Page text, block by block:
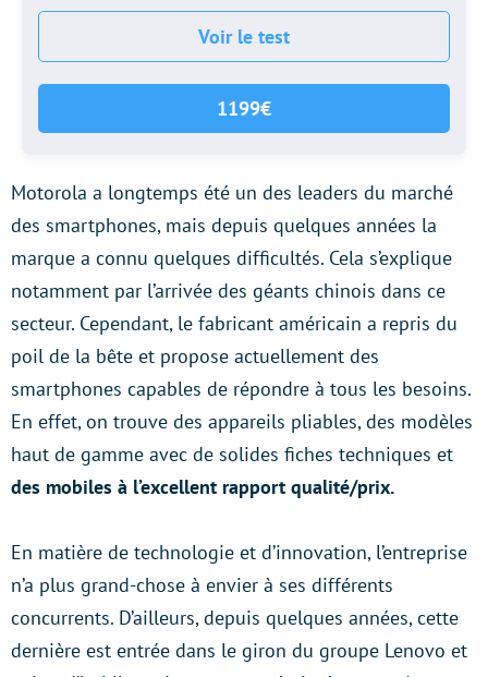
Voir le test
1199€
Motorola a longtemps été un des leaders du marché
des smartphones, mais depuis quelques années la
marque a connu quelques difficultés. Cela s’explique
notamment par l’arrivée des géants chinois dans ce
secteur. Cependant, le fabricant américain a repris du
poil de la bête et propose actuellement des
smartphones capables de répondre à tous les besoins.
En effet, on trouve des appareils pliables, des modèles
haut de gamme avec de solides fiches techniques et
des mobiles à l’excellent rapport qualité/prix.
En matière de technologie et d’innovation, l’entreprise
n’a plus grand-chose à envier à ses différents
concurrents. D’ailleurs, depuis quelques années, cette
dernière est entrée dans le giron du groupe Lenovo et